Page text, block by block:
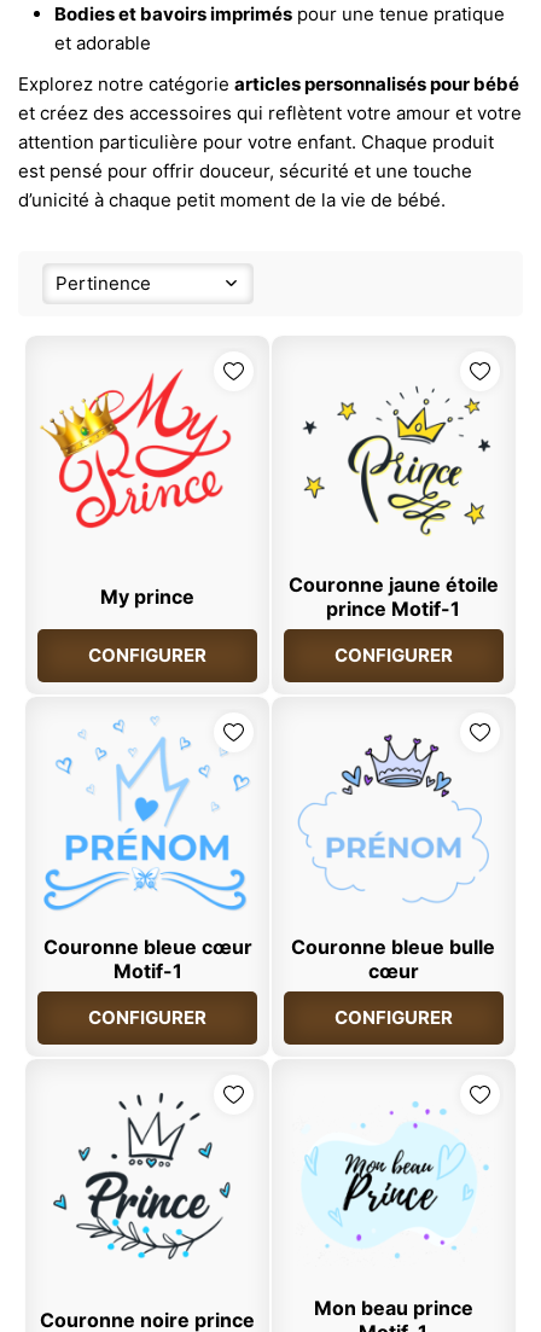
Bodies et bavoirs imprimés pour une tenue pratique
et adorable
Explorez notre catégorie articles personnalisés pour bébé
et créez des accessoires qui reflètent votre amour et votre
attention particulière pour votre enfant. Chaque produit
est pensé pour offrir douceur, sécurité et une touche
d’unicité à chaque petit moment de la vie de bébé.
Pertinence
My prince
CONFIGURER
Couronne jaune étoile
prince Motif-1
CONFIGURER
Couronne bleue cœur
Motif-1
CONFIGURER
Couronne bleue bulle
cœur
CONFIGURER
Couronne noire prince
Mon beau prince